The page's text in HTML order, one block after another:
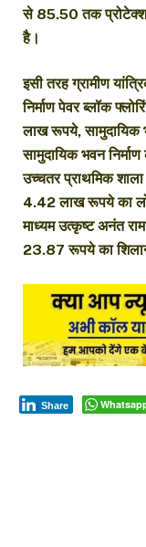
से 85.50 तक
है।
इसी तरह ग्रामीण
निर्माण पेवर ब्लॉक
लाख रूपये, सामुदायिक
सामुदायिक भवन
उच्चतर प्राथमिक शाला
4.42 लाख रूपये का
माध्यम उत्कृष्ट अनंत राम
23.87 रूपये का
Share